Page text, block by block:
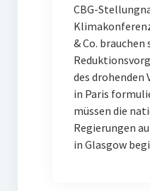
CBG-
& Co. brauchen
des drohenden
in Paris
müssen die
Regierungen
in Glasgow